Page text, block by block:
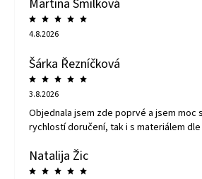
Martina Smilková
4.8.2026
Šárka Řezníčková
3.8.2026
Objednala jsem zde poprvé a jsem moc
rychlostí doručení, tak i s materiálem
Natalija Žic